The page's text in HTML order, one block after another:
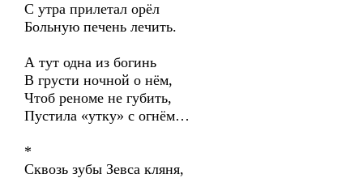
С утра прилетал орёл
Больную печень лечить.
А тут одна из богинь
В грусти ночной о нём,
Чтоб реноме не губить,
Пустила «утку» с огнём…
*
Сквозь зубы Зевса кляня,